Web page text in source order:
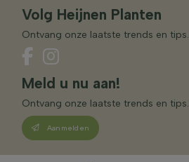
Volg Heijnen Planten
Ontvang onze laatste trends en tips.
Meld u nu aan!
Ontvang onze laatste trends en tips.
Aanmelden